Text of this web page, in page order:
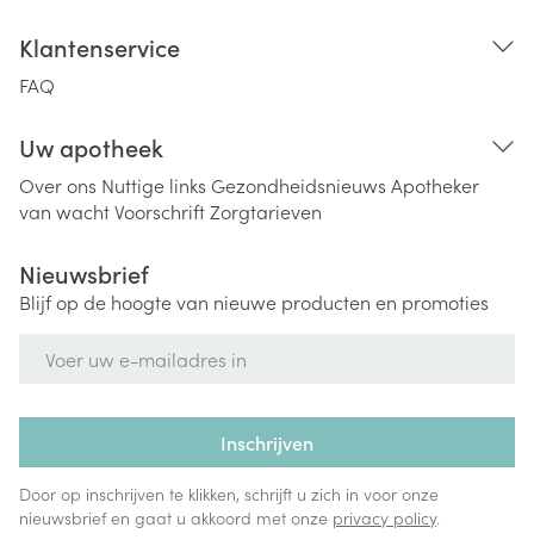
Klantenservice
FAQ
Uw apotheek
Over ons Nuttige links Gezondheidsnieuws Apotheker
van wachtVoorschriftZorgtarieven
Nieuwsbrief
Blijf op de hoogte van nieuwe producten en promoties
Inschrijven
Door op inschrijven te klikken, schrijft u zich in voor onze
nieuwsbrief en gaat u akkoord met onze privacy policy.